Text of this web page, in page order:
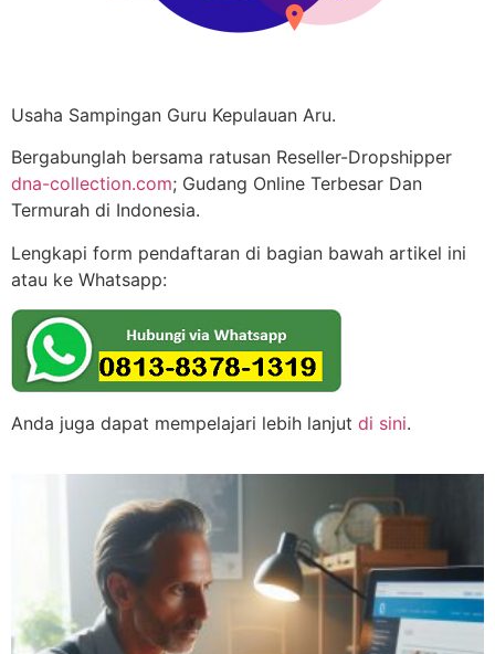
Usaha Sampingan Guru Kepulauan Aru.
Bergabunglah bersama ratusan Reseller-Dropshipper
dna-collection.com; Gudang Online Terbesar Dan
Termurah di Indonesia.
Lengkapi form pendaftaran di bagian bawah artikel ini
atau ke Whatsapp:
Anda juga dapat mempelajari lebih lanjut di sini.